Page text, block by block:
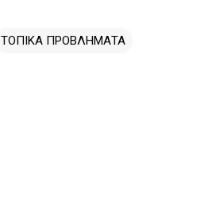
ΤΟΠΙΚΑ ΠΡΟΒΛΗΜΑΤΑ